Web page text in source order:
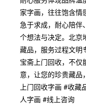
家字画，往往饱含情
急于求成，耐心陪伴
个想法与决定。北京
藏品，服务过程文明
宝斋上门回收，不仅
意，让您的珍贵藏品
上门回收字画 #收
人字画 #线上咨询